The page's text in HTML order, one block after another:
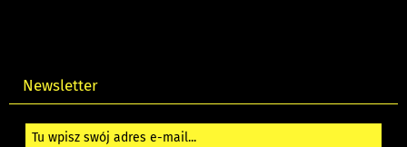
Newsletter